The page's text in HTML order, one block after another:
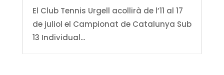
El Club Tennis Urgell acollirà de l’11 al 17
de juliol el Campionat de Catalunya Sub
13 Individual...